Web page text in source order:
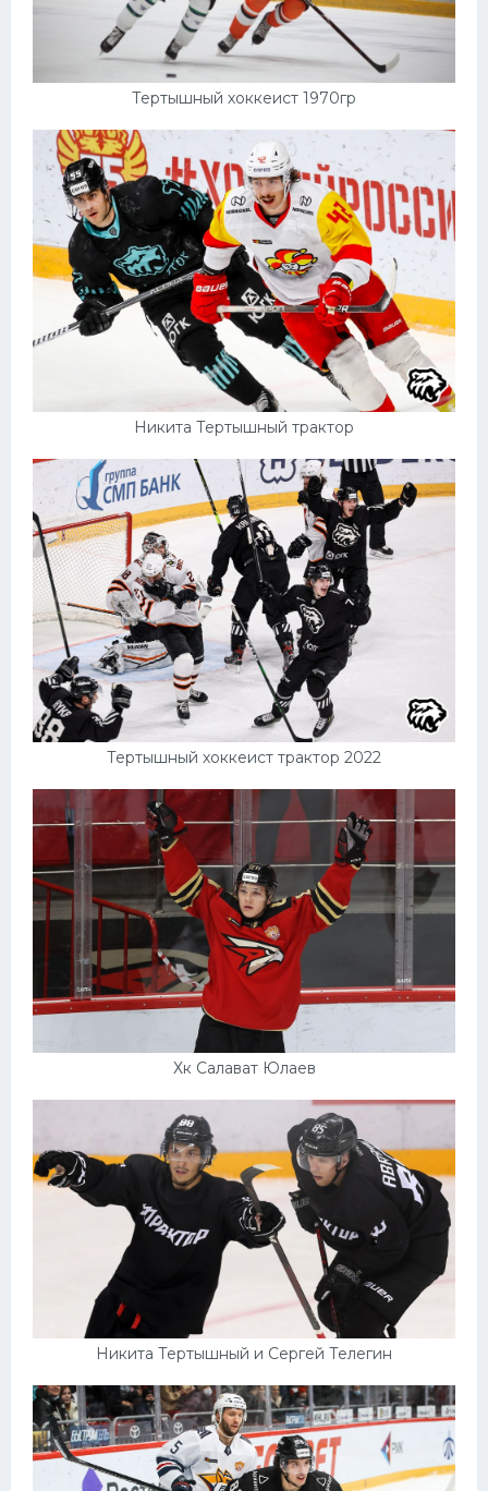
Тертышный хоккеист 1970гр
Никита Тертышный трактор
Тертышный хоккеист трактор 2022
Хк Салават Юлаев
Никита Тертышный и Сергей Телегин